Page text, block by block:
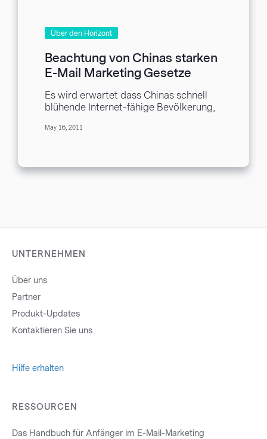
Über den Horizont
Beachtung von Chinas starken
E-Mail Marketing Gesetze
Es wird erwartet dass Chinas schnell
blühende Internet-fähige Bevölkerung,
diesem Jahr noch erreicht. Um diese
May 16, 2011
UNTERNEHMEN
Über uns
Partner
Produkt-Updates
Kontaktieren Sie uns
Hilfe erhalten
RESSOURCEN
Das Handbuch für Anfänger im E-Mail-Marketing